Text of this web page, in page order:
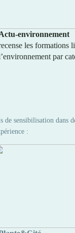
environnement
les formations
par
de sensibilisation dans
: